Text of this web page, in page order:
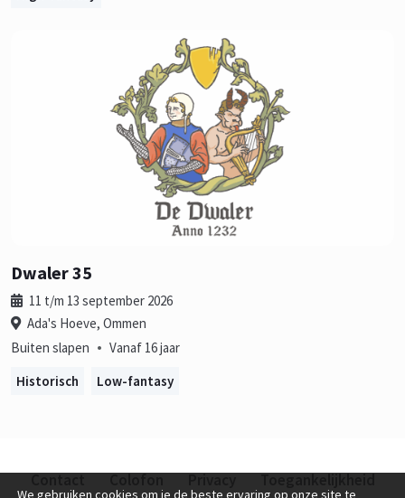
Dwaler 35
11 t/m 13 september 2026
Ada's Hoeve, Ommen
Buiten slapen • Vanaf 16 jaar
Historisch
Low-fantasy
We gebruiken cookies om je de beste ervaring op onze site te